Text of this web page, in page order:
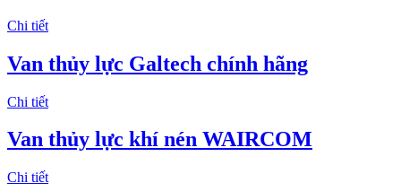
Chi tiết
Van thủy lực Galtech chính hãng
Chi tiết
Van thủy lực khí nén WAIRCOM
Chi tiết